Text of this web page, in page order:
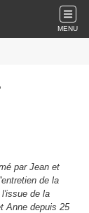
MENU
par Jean et
de la
de la
Anne depuis 25